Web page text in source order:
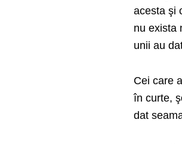
acesta şi
nu exista
unii au
Cei care
în curte,
dat